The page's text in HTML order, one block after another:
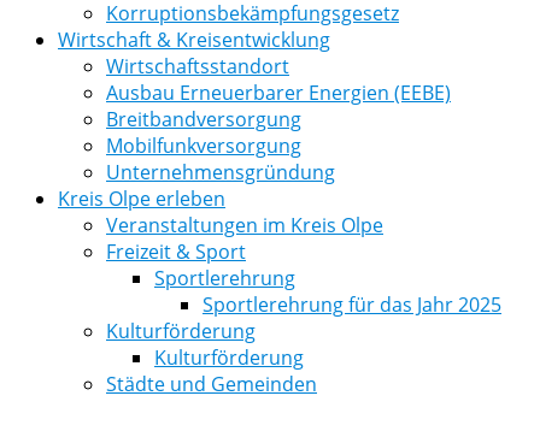
Korruptionsbekämpfungsgesetz
Wirtschaft & Kreisentwicklung
Wirtschaftsstandort
Ausbau Erneuerbarer Energien (EEBE)
Breitbandversorgung
Mobilfunkversorgung
Unternehmensgründung
Kreis Olpe erleben
Veranstaltungen im Kreis Olpe
Freizeit & Sport
Sportlerehrung
Sportlerehrung für das Jahr 2025
Kulturförderung
Kulturförderung
Städte und Gemeinden